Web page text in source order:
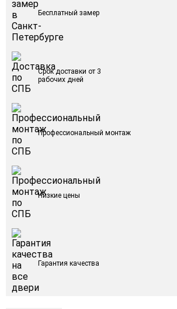
Бесплатный замер
Срок доставки от 3
рабочих дней
Профессиональный монтаж
Низкие цены
Гарантия качества